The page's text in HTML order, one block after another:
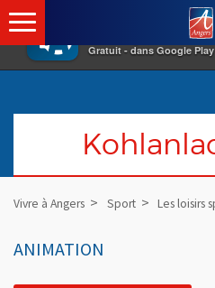
×
Gratuit - dans Google Play
Vivre à Angers Sport Les loisirs
ANIMATION